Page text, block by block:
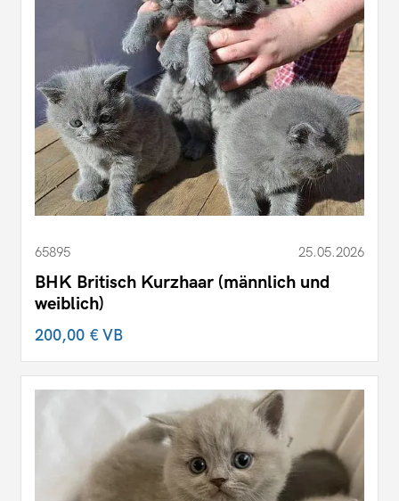
65895 25.05.2026
BHK Britisch Kurzhaar (männlich und
weiblich)
200,00 €VB